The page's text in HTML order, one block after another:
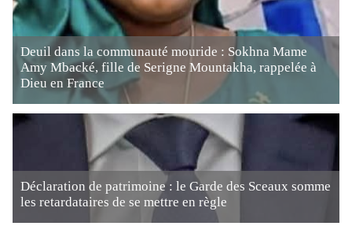
Deuil dans la communauté mouride : Sokhna Mame
Amy Mbacké, fille de Serigne Mountakha, rappelée à
Dieu en France
Déclaration de patrimoine : le Garde des Sceaux somme
les retardataires de se mettre en règle